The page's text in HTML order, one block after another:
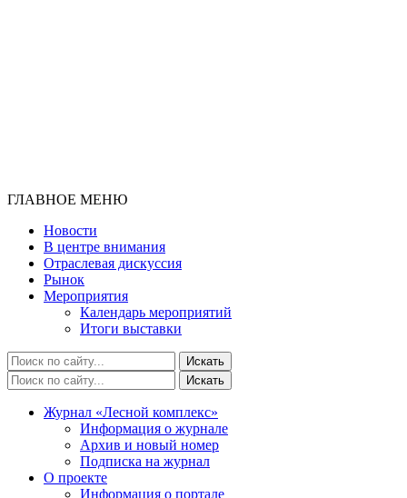
ГЛАВНОЕ МЕНЮ
Новости
В центре внимания
Отраслевая дискуссия
Рынок
Мероприятия
Календарь мероприятий
Итоги выставки
Журнал «Лесной комплекс»
Информация о журнале
Архив и новый номер
Подписка на журнал
О проекте
Информация о портале